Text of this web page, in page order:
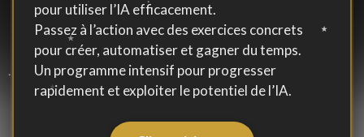
pour utiliser l’IA efficacement.
Passez à l’action avec des exercices concrets
pour créer, automatiser et gagner du temps.
Un programme intensif pour progresser
rapidement et exploiter le potentiel de l’IA.